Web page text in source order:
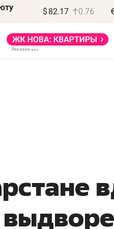
$ 82.17 0.76
бизнес может
минимум